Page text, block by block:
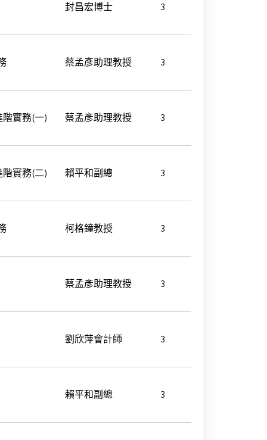
封昌宏博士 3
蔡孟彥助理教授 3
實務(一) 蔡孟彥助理教授 3
實務(二) 賴平和副總 3
柯格鐘教授 3
蔡孟彥助理教授 3
劉欣萍會計師 3
賴平和副總 3